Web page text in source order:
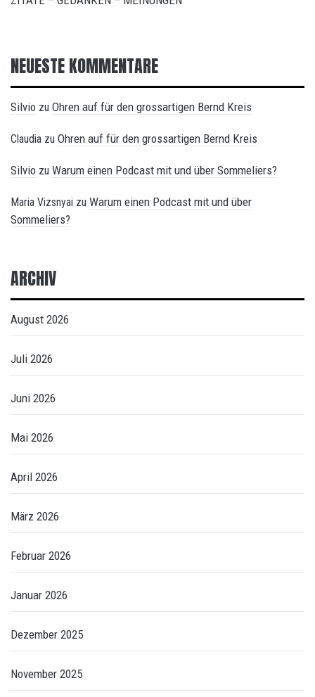
NEUESTE KOMMENTARE
Silvio zu Ohren auf für den grossartigen Bernd Kreis
Claudia zu Ohren auf für den grossartigen Bernd Kreis
Silvio zu Warum einen Podcast mit und über Sommeliers?
Maria Vizsnyai zu Warum einen Podcast mit und über
Sommeliers?
ARCHIV
August 2026
Juli 2026
Juni 2026
Mai 2026
April 2026
März 2026
Februar 2026
Januar 2026
Dezember 2025
November 2025